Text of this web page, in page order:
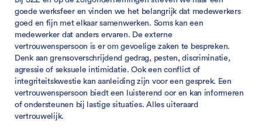
goede werksfeer en vinden we het belangrijk dat medewerkers
goed en fijn met elkaar samenwerken. Soms kan een
medewerker dat anders ervaren. De externe
vertrouwenspersoon is er om gevoelige zaken te bespreken.
Denk aan grensoverschrijdend gedrag, pesten, discriminatie,
agressie of seksuele intimidatie. Ook een conflict of
integriteitskwestie kan aanleiding zijn voor een gesprek. Een
vertrouwenspersoon biedt een luisterend oor en kan informeren
of ondersteunen bij lastige situaties. Alles uiteraard
vertrouwelijk.